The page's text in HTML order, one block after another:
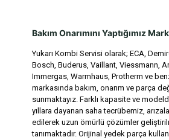
Bakım Onarımını Yaptığımız
Yukarı Kombi Servisi olarak; ECA,
Bosch, Buderus, Vaillant, Viessmann,
Immergas, Warmhaus, Protherm ve
markasında bakım, onarım ve parça
sunmaktayız. Farklı kapasite ve
yıllara dayanan saha tecrübemiz,
edilerek uzun ömürlü çözümler
tanımaktadır. Orijinal yedek parça